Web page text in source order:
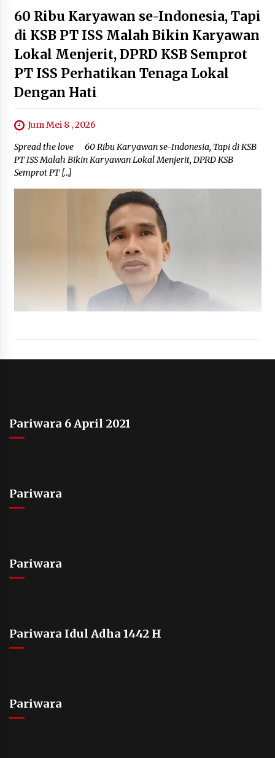
60 Ribu Karyawan se-Indonesia, Tapi
di KSB PT ISS Malah Bikin Karyawan
Lokal Menjerit, DPRD KSB Semprot
PT ISS Perhatikan Tenaga Lokal
Dengan Hati
Jum Mei 8 , 2026
Spread the love 60 Ribu Karyawan se-Indonesia, Tapi di KSB
PT ISS Malah Bikin Karyawan Lokal Menjerit, DPRD KSB
Semprot PT […]
Pariwara 6 April 2021
Pariwara
Pariwara
Pariwara Idul Adha 1442 H
Pariwara